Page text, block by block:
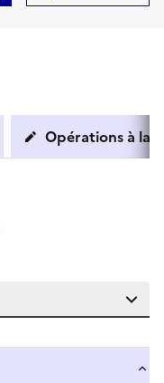
Opérations à la